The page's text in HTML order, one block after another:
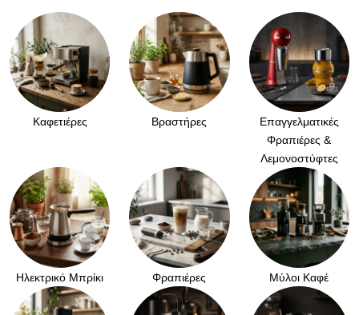
Καφετιέρες Βραστήρες
Επαγγελματικές
Φραπιέρες &
Λεμονοστύφτες
Ηλεκτρικό Μπρίκι Φραπιέρες Μύλοι Καφέ